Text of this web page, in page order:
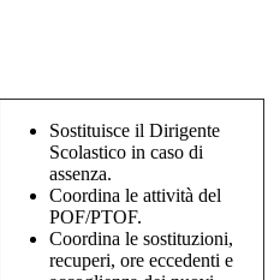
Sostituisce il Dirigente
Scolastico in caso di
assenza.
Coordina le attività del
POF/PTOF.
Coordina le sostituzioni,
recuperi, ore eccedenti e